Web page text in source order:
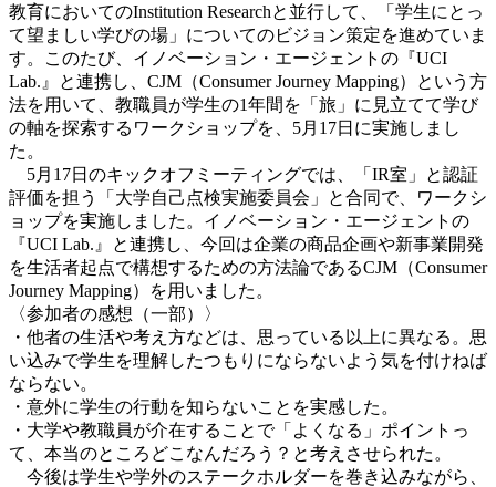
教育においてのInstitution Researchと並行して、「学生にとっ
て望ましい学びの場」についてのビジョン策定を進めていま
す。このたび、イノベーション・エージェントの『UCI
Lab.』と連携し、CJM（Consumer Journey Mapping）という方
法を用いて、教職員が学生の1年間を「旅」に見立てて学び
の軸を探索するワークショップを、5月17日に実施しまし
た。
5月17日のキックオフミーティングでは、「IR室」と認証
評価を担う「大学自己点検実施委員会」と合同で、ワークシ
ョップを実施しました。イノベーション・エージェントの
『UCI Lab.』と連携し、今回は企業の商品企画や新事業開発
を生活者起点で構想するための方法論であるCJM（Consumer
Journey Mapping）を用いました。
〈参加者の感想（一部）〉
・ 他者の生活や考え方などは、思っている以上に異なる。思
い込みで学生を理解したつもりにならないよう気を付けねば
ならない。
・意外に学生の行動を知らないことを実感した。
・大学や教職員が介在することで「よくなる」ポイントっ
て、本当のところどこなんだろう？と考えさせられた。
今後は学生や学外のステークホルダーを巻き込みながら、